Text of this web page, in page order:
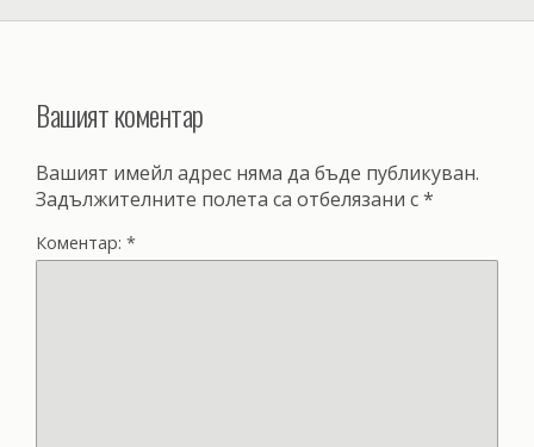
Вашият коментар
Вашият имейл адрес няма да бъде публикуван.
Задължителните полета са отбелязани с*
Коментар: *